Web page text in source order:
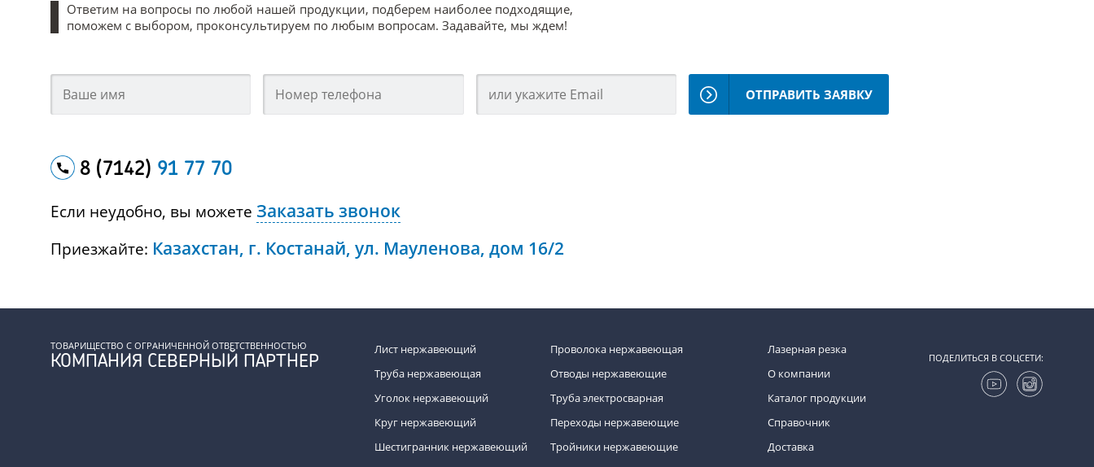
Ответим на вопросы по любой нашей продукции, подберем наиболее подходящие,
поможем с выбором, проконсультируем по любым вопросам. Задавайте, мы ждем!
ОТПРАВИТЬ ЗАЯВКУ
8 (7142) 91 77 70
Если неудобно, вы можете Заказать звонок
Приезжайте: Казахстан, г. Костанай, ул. Мауленова, дом 16/2
ТОВАРИЩЕСТВО С ОГРАНИЧЕННОЙ ОТВЕТСТВЕННОСТЬЮ
КОМПАНИЯ СЕВЕРНЫЙ ПАРТНЕР
Лист нержавеющий
Труба нержавеющая
Уголок нержавеющий
Круг нержавеющий
Шестигранник нержавеющий
Проволока нержавеющая
Отводы нержавеющие
Труба электросварная
Переходы нержавеющие
Тройники нержавеющие
Лазерная резка
О компании
Каталог продукции
Справочник
Доставка
ПОДЕЛИТЬСЯ В СОЦСЕТИ: